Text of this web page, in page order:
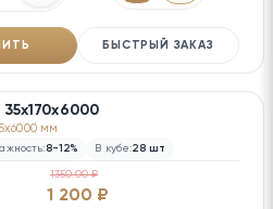
БЫСТРЫЙ ЗАКАЗ
мм
8-12% В кубе:28 шт
1350.00 ₽
1 200 ₽